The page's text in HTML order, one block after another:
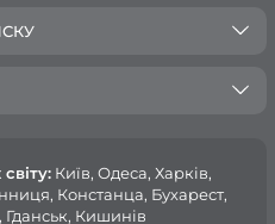
Київ, Одеса, Харків,
Констанца, Бухарест,
Кишинів